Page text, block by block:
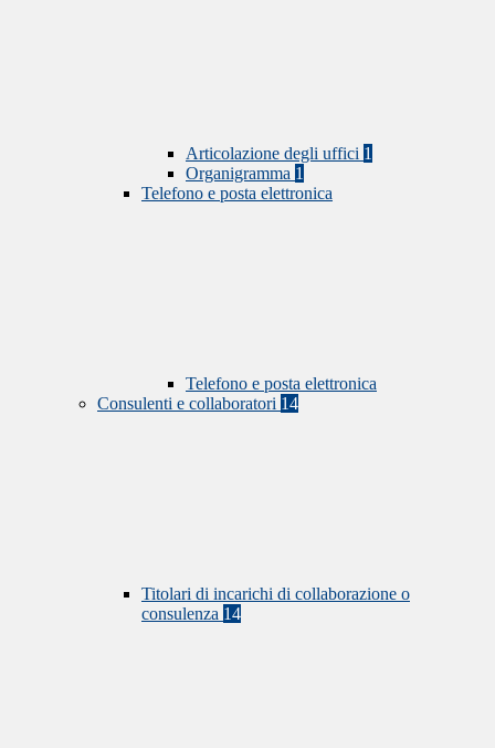
Articolazione degli uffici 1
Organigramma 1
Telefono e posta elettronica
Telefono e posta elettronica
Consulenti e collaboratori 14
Titolari di incarichi di collaborazione o
consulenza 14